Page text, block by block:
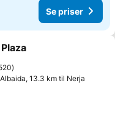
Se priser
i favoritter
13.3 km til Nerja